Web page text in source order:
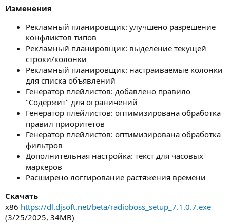
Изменения
Рекламный планировщик: улучшено разрешение
конфликтов типов
Рекламный планировщик: выделение текущей
строки/колонки
Рекламный планировщик: настраиваемые колонки
для списка объявлений
Генератор плейлистов: добавлено правило
"Содержит" для ограничений
Генератор плейлистов: оптимизирована обработка
правил приоритетов
Генератор плейлистов: оптимизирована обработка
фильтров
Дополнительная настройка: текст для часовых
маркеров
Расширено логгирование растяжения времени
Скачать
x86 https://dl.djsoft.net/beta/radioboss_setup_7.1.0.7.exe
(3/25/2025, 34MB)